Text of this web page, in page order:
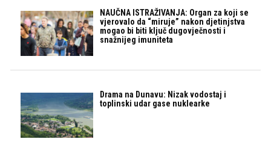
NAUČNA ISTRAŽIVANJA: Organ za koji se
vjerovalo da “miruje” nakon djetinjstva
mogao bi biti ključ dugovječnosti i
snažnijeg imuniteta
Drama na Dunavu: Nizak vodostaj i
toplinski udar gase nuklearke